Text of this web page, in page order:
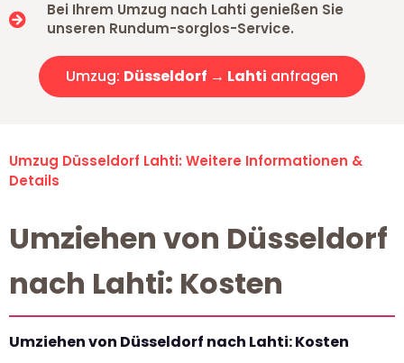
Bei Ihrem Umzug nach Lahti genießen Sie
unseren Rundum-sorglos-Service.
Umzug: Düsseldorf → Lahti anfragen
Umzug Düsseldorf Lahti: Weitere Informationen &
Details
Umziehen von Düsseldorf
nach Lahti: Kosten
Umziehen von Düsseldorf nach Lahti: Kosten